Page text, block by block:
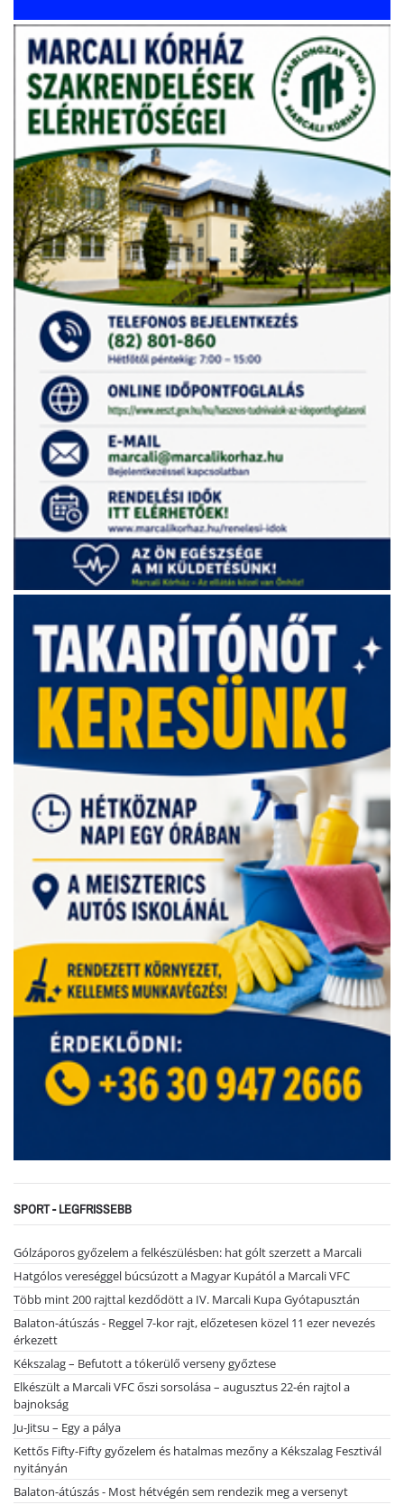
SPORT - LEGFRISSEBB
Gólzáporos győzelem a felkészülésben: hat gólt szerzett a Marcali
Hatgólos vereséggel búcsúzott a Magyar Kupától a Marcali VFC
Több mint 200 rajttal kezdődött a IV. Marcali Kupa Gyótapusztán
Balaton-átúszás - Reggel 7-kor rajt, előzetesen közel 11 ezer nevezés
érkezett
Kékszalag – Befutott a tókerülő verseny győztese
Elkészült a Marcali VFC őszi sorsolása – augusztus 22-én rajtol a
bajnokság
Ju-Jitsu – Egy a pálya
Kettős Fifty-Fifty győzelem és hatalmas mezőny a Kékszalag Fesztivál
nyitányán
Balaton-átúszás - Most hétvégén sem rendezik meg a versenyt